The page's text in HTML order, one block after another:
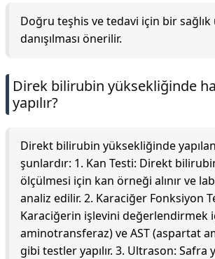
Doğru teşhis ve tedavi için bir sağlık
danışılması önerilir.
Direk bilirubin yüksekliğinde
yapılır?
Direkt bilirubin yüksekliğinde
şunlardır: 1. Kan Testi: Direkt
ölçülmesi için kan örneği alınır ve
analiz edilir. 2. Karaciğer Fonksiyon
Karaciğerin işlevini değerlendirmek
aminotransferaz) ve AST (aspartat
gibi testler yapılır. 3. Ultrason: Safra